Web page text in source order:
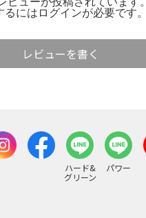
るには ログインが必要です。
レビューを書く
ハード&
グリーン
パワー